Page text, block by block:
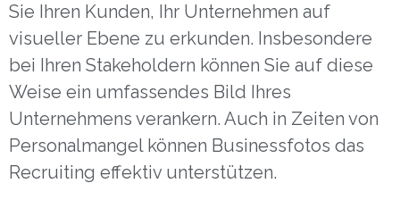
Sie Ihren Kunden, Ihr Unternehmen auf
visueller Ebene zu erkunden. Insbesondere
bei Ihren Stakeholdern können Sie auf diese
Weise ein umfassendes Bild Ihres
Unternehmens verankern. Auch in Zeiten von
Personalmangel können Businessfotos das
Recruiting effektiv unterstützen.